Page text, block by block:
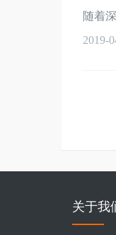
随着
2019-
关于我